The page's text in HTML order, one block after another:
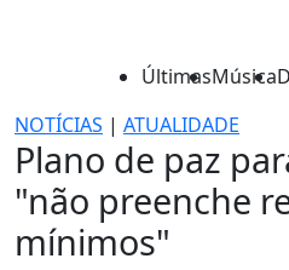
ÚltimasMúsica
NOTÍCIAS | ATUALIDADE
Plano de paz
"não preenche
mínimos"